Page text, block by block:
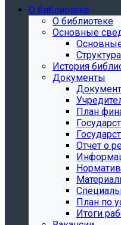
О библиотеке
О библиотеке
Основные
История
Документы
План
Отчет о
План по
Итоги